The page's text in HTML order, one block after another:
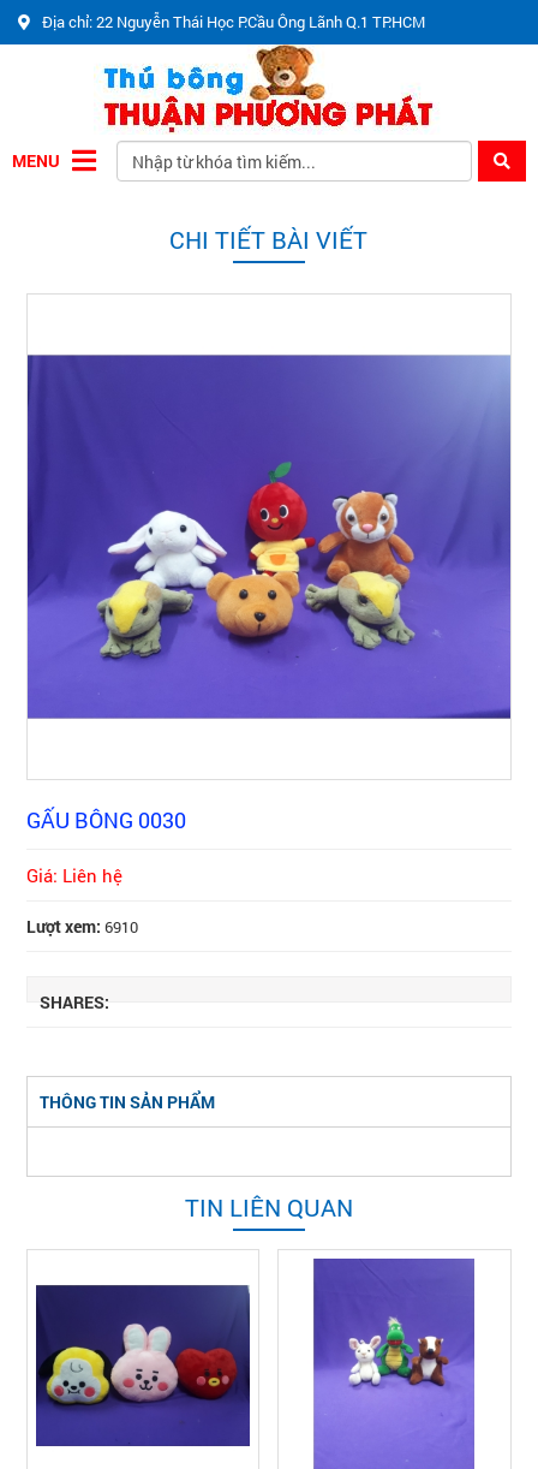
Địa chỉ: 22 Nguyễn Thái Học P.Cầu Ông Lãnh Q.1 TP.HCM
MENU
CHI TIẾT BÀI VIẾT
GẤU BÔNG 0030
Giá: Liên hệ
Lượt xem: 6910
SHARES:
THÔNG TIN SẢN PHẨM
TIN LIÊN QUAN